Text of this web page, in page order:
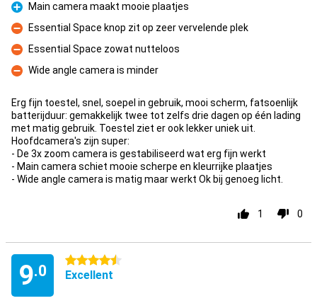
Pro
Main camera maakt mooie plaatjes
Con
Essential Space knop zit op zeer vervelende plek
Con
Essential Space zowat nutteloos
Con
Wide angle camera is minder
Erg fijn toestel, snel, soepel in gebruik, mooi scherm, fatsoenlijk
batterijduur: gemakkelijk twee tot zelfs drie dagen op één lading
met matig gebruik. Toestel ziet er ook lekker uniek uit.
Hoofdcamera's zijn super:
- De 3x zoom camera is gestabiliseerd wat erg fijn werkt
- Main camera schiet mooie scherpe en kleurrijke plaatjes
- Wide angle camera is matig maar werkt Ok bij genoeg licht.
1 0
9.0
4.5 stars
Excellent